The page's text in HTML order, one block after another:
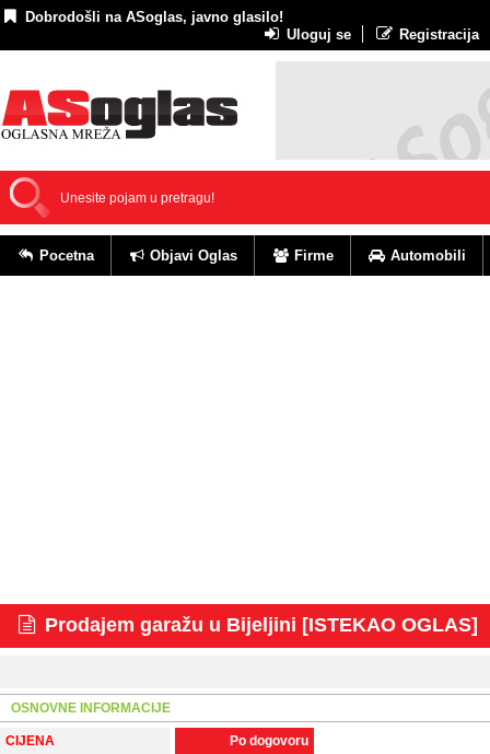
Dobrodošli na ASoglas, javno glasilo!
Uloguj se
Registracija
Pocetna Objavi Oglas Firme Automobili
Prodajem garažu u Bijeljini [ISTEKAO OGLAS]
OSNOVNE INFORMACIJE
CIJENA Po dogovoru